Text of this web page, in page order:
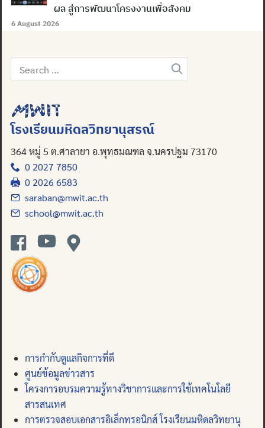
Search
ผล สู่การพัฒนาโครงงานเพื่อสังคม
6 August 2026
Search
for:
โรงเรียนมหิดลวิทยานุสรณ์
364 หมู่ 5 ต.ศาลายา อ.พุทธมณฑล จ.นครปฐม 73170
0 2027 7850
0 2026 6583
saraban@mwit.ac.th
school@mwit.ac.th
การกำกับดูแลกิจการที่ดี
ศูนย์ข้อมูลข่าวสาร
โครงการอบรมความรู้ทางวิชาการและการใช้เทคโนโลยี
สารสนเทศ
การตรวจสอบเอกสารอิเล็กทรอนิกส์ โรงเรียนมหิดลวิทยานุ